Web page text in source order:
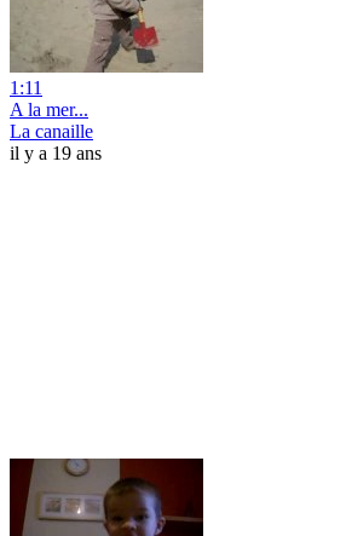
1:11
A la mer...
La canaille
il y a 19 ans